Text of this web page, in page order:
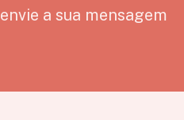
a sua mensagem